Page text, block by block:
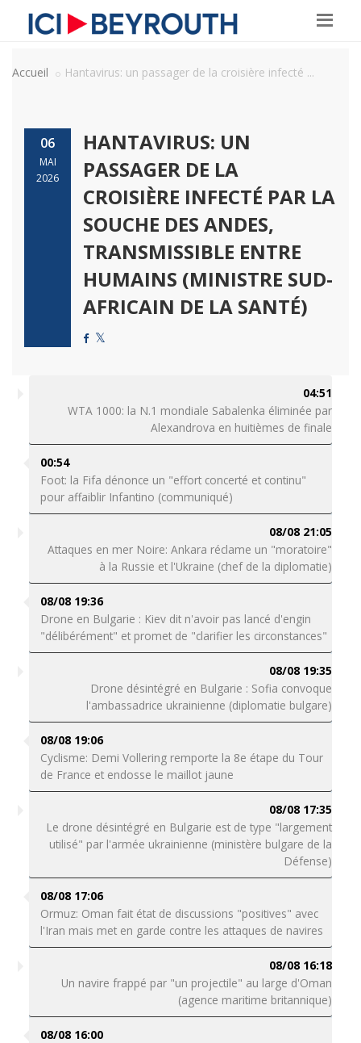
Accueil Hantavirus: un passager de la croisière infecté ...
06
MAI
2026
HANTAVIRUS: UN
PASSAGER DE LA
CROISIÈRE INFECTÉ PAR LA
SOUCHE DES ANDES,
TRANSMISSIBLE ENTRE
HUMAINS (MINISTRE SUD-
AFRICAIN DE LA SANTÉ)
04:51
WTA 1000: la N.1 mondiale Sabalenka éliminée par
Alexandrova en huitièmes de finale
00:54
Foot: la Fifa dénonce un "effort concerté et continu"
pour affaiblir Infantino (communiqué)
08/08 21:05
Attaques en mer Noire: Ankara réclame un "moratoire"
à la Russie et l'Ukraine (chef de la diplomatie)
08/08 19:36
Drone en Bulgarie : Kiev dit n'avoir pas lancé d'engin
"délibérément" et promet de "clarifier les circonstances"
08/08 19:35
Drone désintégré en Bulgarie : Sofia convoque
l'ambassadrice ukrainienne (diplomatie bulgare)
08/08 19:06
Cyclisme: Demi Vollering remporte la 8e étape du Tour
de France et endosse le maillot jaune
08/08 17:35
Le drone désintégré en Bulgarie est de type "largement
utilisé" par l'armée ukrainienne (ministère bulgare de la
Défense)
08/08 17:06
Ormuz: Oman fait état de discussions "positives" avec
l'Iran mais met en garde contre les attaques de navires
08/08 16:18
Un navire frappé par "un projectile" au large d'Oman
(agence maritime britannique)
08/08 16:00